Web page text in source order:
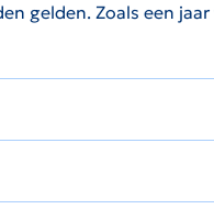
gelden. Zoals een